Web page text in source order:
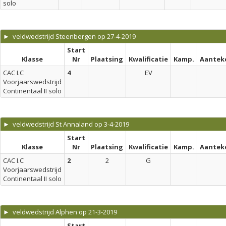
solo
► veldwedstrijd Steenbergen op 27-4-2019
Klasse
Start
Nr
Plaatsing Kwalificatie Kamp.
CAC I.C
Voorjaarswedstrijd
Continentaal II solo
4 EV
► veldwedstrijd St Annaland op 3-4-2019
Klasse
Start
Nr
Plaatsing Kwalificatie Kamp.
CAC I.C
Voorjaarswedstrijd
Continentaal II solo
2 2 G
► veldwedstrijd Alphen op 21-3-2019